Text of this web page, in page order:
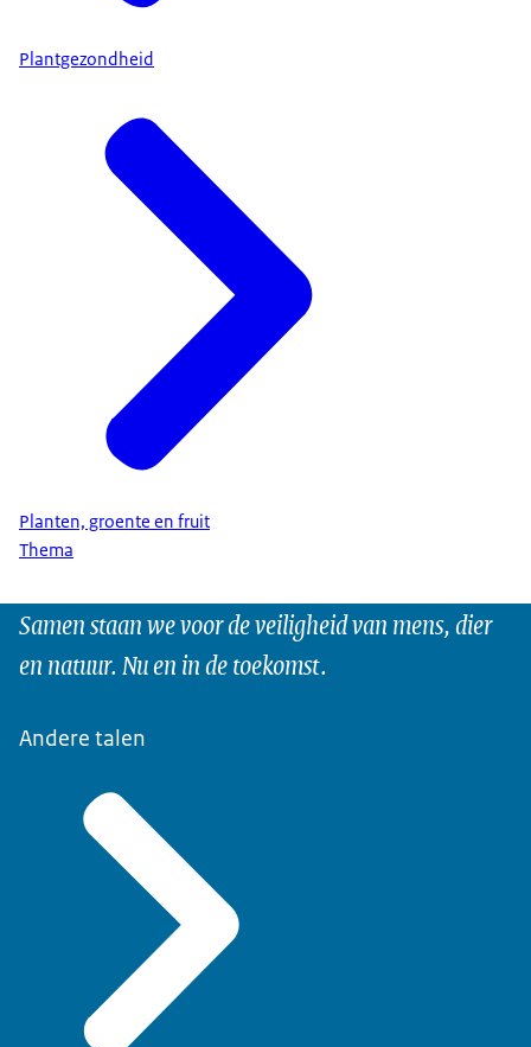
Plantgezondheid
Planten, groente en fruit
Thema
Samen staan we voor de veiligheid van mens, dier
en natuur. Nu en in de toekomst.
Andere talen